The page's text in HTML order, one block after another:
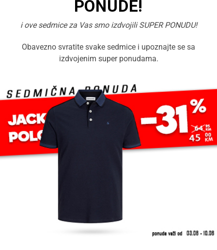
PONUDE!
i ove sedmice za Vas smo izdvojili SUPER PONUDU!
Obavezno svratite svake sedmice i upoznajte se sa
izdvojenim super ponudama.